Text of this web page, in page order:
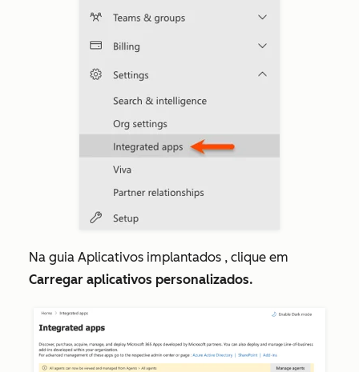
Na guia Aplicativos implantados , clique em
Carregar aplicativos personalizados.